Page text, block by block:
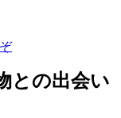
との出会い